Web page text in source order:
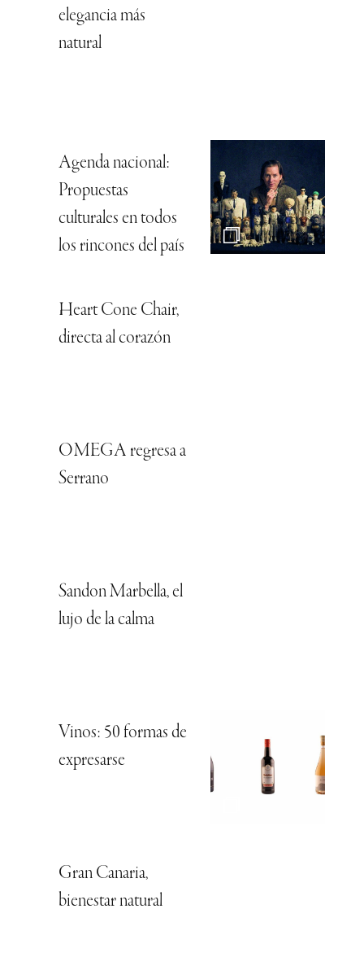
elegancia más
natural
Agenda nacional:
Propuestas
culturales en todos
los rincones del país
Heart Cone Chair,
directa al corazón
OMEGA regresa a
Serrano
Sandon Marbella, el
lujo de la calma
Vinos: 50 formas de
expresarse
Gran Canaria,
bienestar natural